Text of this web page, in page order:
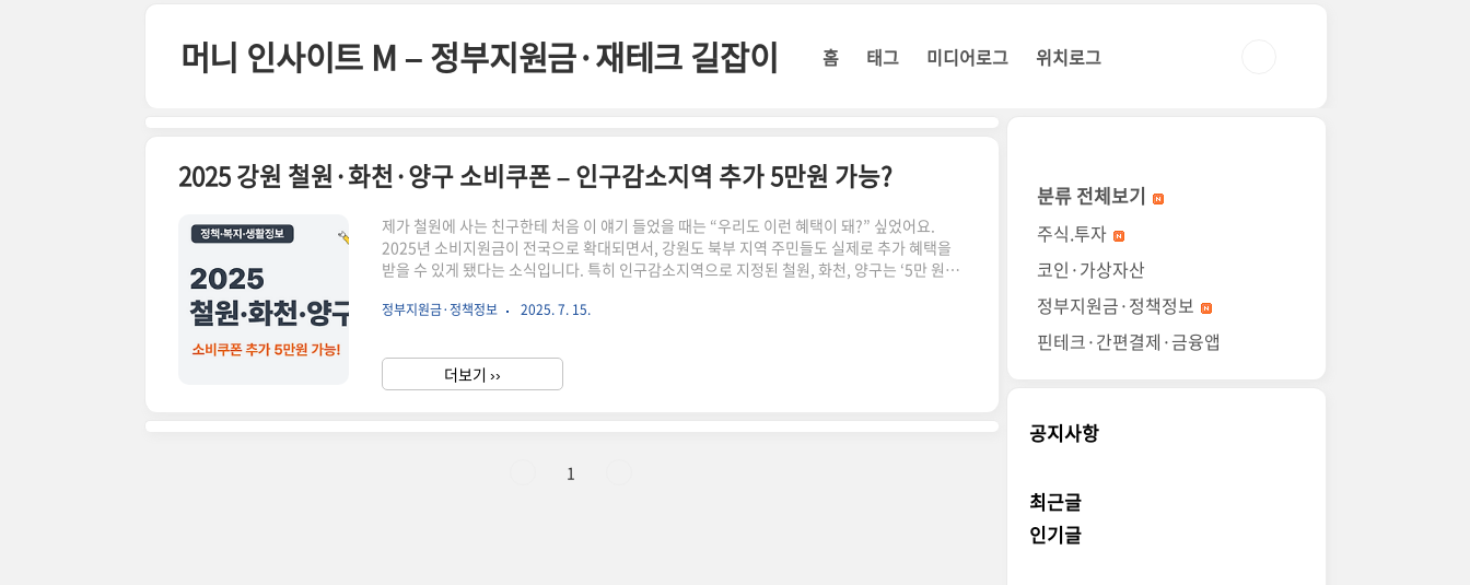
머니 인사이트 M – 정부지원금·재테크 길잡이 홈 태그 미디어로그 위치로그
2025 강원 철원·화천·양구 소비쿠폰 – 인구감소지역 추가 5만원 가능?
제가 철원에 사는 친구한테 처음 이 얘기 들었을 때는 “우리도 이런 혜택이 돼?” 싶었어요.
2025년 소비지원금이 전국으로 확대되면서, 강원도 북부 지역 주민들도 실제로 추가 혜택을
받을 수 있게 됐다는 소식입니다. 특히 인구감소지역으로 지정된 철원, 화천, 양구는 ‘5만 원
만 원 추가 지급 대상2025년 소비쿠폰은 최대 45만 원까지 가능신청은 읍면동 주민센터 또는
이크레딧 신청 & 민생지원금 정보 한눈에 보기소상공인 부담경감 프로그램과 다양한 2025 민
생지원금 혜택을 빠르게 확인해보세요. 📝 크레딧 신청 📄..
정부지원금·정책정보 2025. 7. 15.
더보기 ››
1
분류 전체보기
주식.투자
코인·가상자산
정부지원금·정책정보
핀테크·간편결제·금융앱
공지사항
최근글
인기글